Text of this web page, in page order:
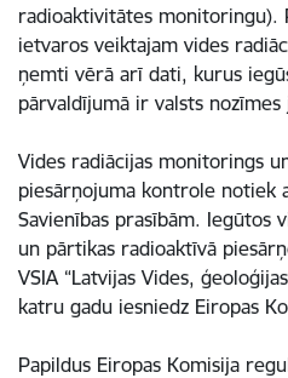
radioaktivitātes monitoringu).
ietvaros veiktajam vides
ņemti vērā arī dati, kurus
pārvaldījumā ir valsts
Vides radiācijas monitorings
piesārņojuma kontrole notiek
Savienības prasībām. Iegūtos
un pārtikas radioaktīvā
VSIA “Latvijas Vides,
katru gadu iesniedz Eiropas
Papildus Eiropas Komisija